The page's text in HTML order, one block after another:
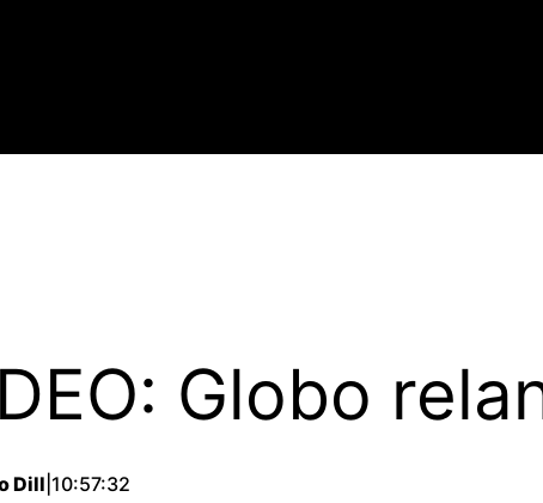
Globo
Dill 10:57:32